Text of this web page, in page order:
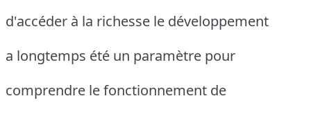
d'accéder à la richesse le développement
a longtemps été un paramètre pour
comprendre le fonctionnement de